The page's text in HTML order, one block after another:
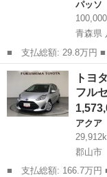
パッソ
青森県
■ 支払総額: 29.8万円 ■ 車両本体価格： 232,000 円 ■ メーカー
名： トヨタ ■ 車種
止 キーレスエントリ
４ＷＤ ＡＢ...
青森 八戸市 パ
トヨ
フル
アクア
郡山市
■ 支払総額: 166.7万円 ■ 車両本体価格： 1,573,000 円 ■ メーカ